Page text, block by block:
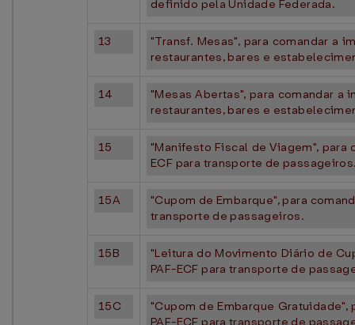
definido pela Unidade Federada.
13
"Transf. Mesas", para comandar a
restaurantes, bares e
14
"Mesas Abertas", para comandar
restaurantes, bares e
15
"Manifesto Fiscal de Viagem",
ECF para transporte de
15A
"Cupom de Embarque", para
transporte de passageiros.
15B
"Leitura do Movimento Diário de
PAF-ECF para transporte de
15C
"Cupom de Embarque